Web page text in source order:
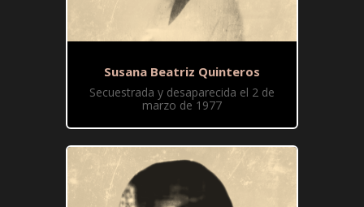
Susana Beatriz Quinteros
Secuestrada y desaparecida el 2 de
marzo de 1977